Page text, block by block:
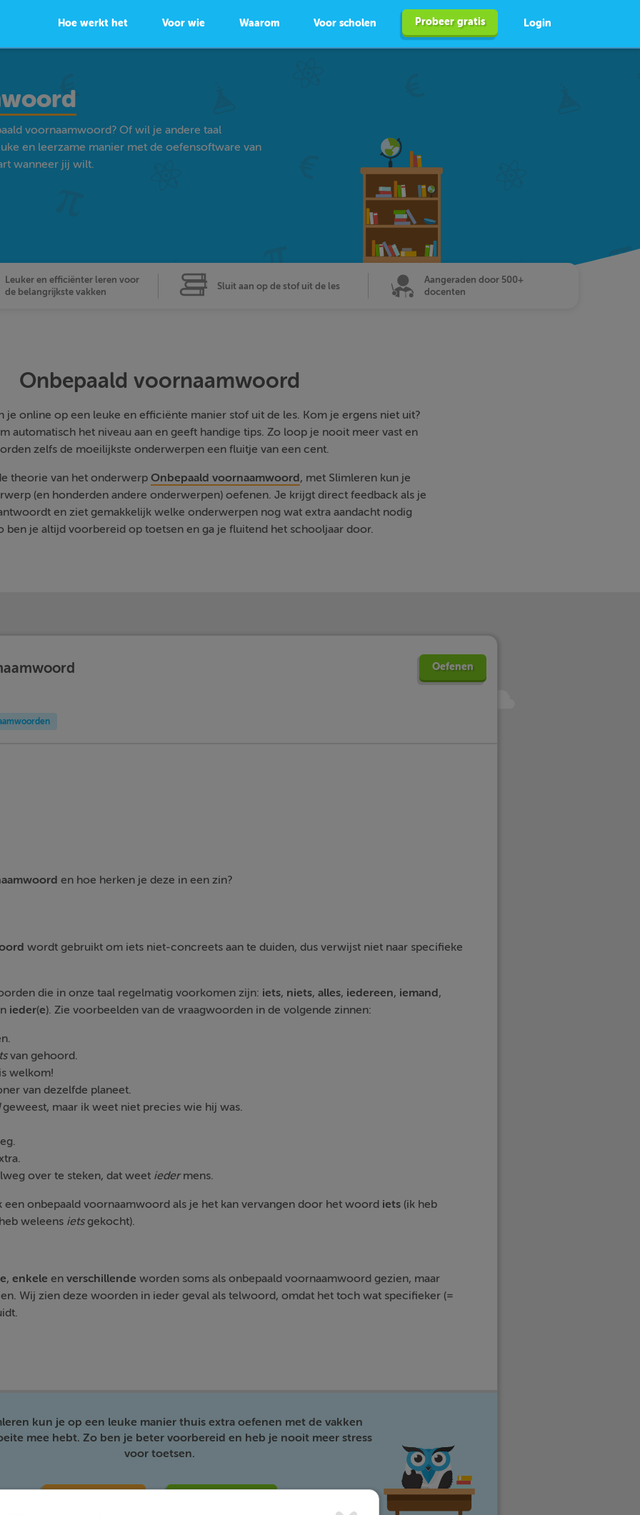
Hoe werkt het Voor wie Waarom Voor scholen Probeer gratis Login
voornaamwoord? Of wil je andere taal
en leerzame manier met de oefensoftware van
wanneer jij wilt.
Leuker en efficiënter leren voor
de belangrijkste vakken
Sluit aan op de stof uit de les
Aangeraden door 500+
docenten
Onbepaald voornaamwoord
je online op een leuke en efficiënte manier stof uit de les. Kom je ergens niet uit?
automatisch het niveau aan en geeft handige tips. Zo loop je nooit meer vast en
zelfs de moeilijkste onderwerpen een fluitje van een cent.
theorie van het onderwerp Onbepaald voornaamwoord, met Slimleren kun je
(en honderden andere onderwerpen) oefenen. Je krijgt direct feedback als je
en ziet gemakkelijk welke onderwerpen nog wat extra aandacht nodig
ben je altijd voorbereid op toetsen en ga je fluitend het schooljaar door.
Oefenen
en hoe herken je deze in een zin?
wordt gebruikt om iets niet-concreets aan te duiden, dus verwijst niet naar specifieke
die in onze taal regelmatig voorkomen zijn: iets, niets, alles, iedereen, iemand,
ieder(e). Zie voorbeelden van de vraagwoorden in de volgende zinnen:
van gehoord.
welkom!
van dezelfde planeet.
geweest, maar ik weet niet precies wie hij was.
over te steken, dat weet iedermens.
onbepaald voornaamwoord als je het kan vervangen door het woord iets(ik heb
weleens ietsgekocht).
, enkele en verschillende worden soms als onbepaald voornaamwoord gezien, maar
Wij zien deze woorden in ieder geval als telwoord, omdat het toch wat specifieker (=
kun je op een leuke manier thuis extra oefenen met de vakken
mee hebt. Zo ben je beter voorbereid en heb je nooit meer stress
voor toetsen.